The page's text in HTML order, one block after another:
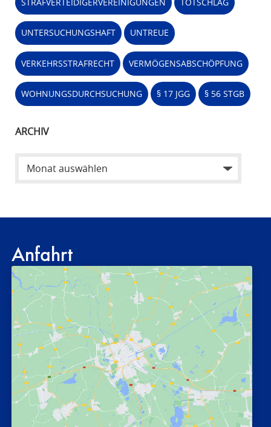
UNTERSUCHUNGSHAFT UNTREUE
VERKEHRSSTRAFRECHT VERMÖGENSABSCHÖPFUNG
WOHNUNGSDURCHSUCHUNG § 17 JGG § 56 STGB
ARCHIV
Anfahrt